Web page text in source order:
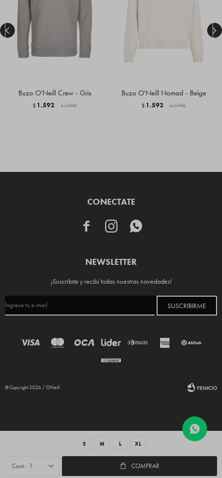
S M L XL
1 COMPRAR
Buzo O'Neill Crew - Gris
$ 1.592 $ 1.990
Buzo O'Neill Nomad - Beige
$ 1.592 $ 1.990
 
CONECTATE
  
NEWSLETTER
¡Suscribite y recibí todas nuestras novedades!
SUSCRIBIRME
© Copyright 2026 / ONeill